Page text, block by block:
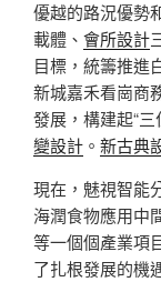
優越的路況優勢
載體、 會所設計
目標，統籌推進
新城嘉禾看崗商
發展，構建起“
變設計 。 新古典
現在，魅視智能
海潤食物應用中
等一個個產業項
了扎根發展的機